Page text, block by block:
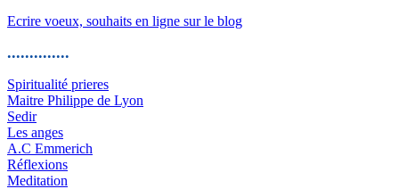
Ecrire voeux, souhaits en ligne sur le blog
..............
Spiritualité prieres
Maitre Philippe de Lyon
Sedir
Les anges
A.C Emmerich
Réflexions
Meditation